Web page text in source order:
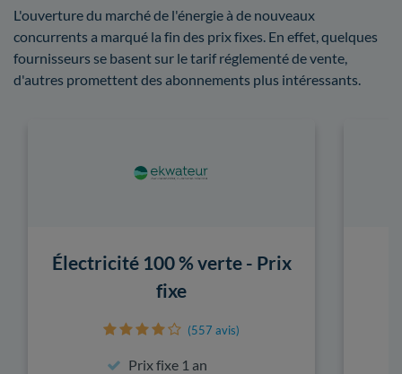
L'ouverture du marché de l'énergie à de nouveaux
concurrents a marqué la fin des prix fixes. En effet, quelques
fournisseurs se basent sur le tarif réglementé de vente,
d'autres promettent des abonnements plus intéressants.
Électricité 100 % verte - Prix
fixe
(557 avis)
Prix fixe 1 an